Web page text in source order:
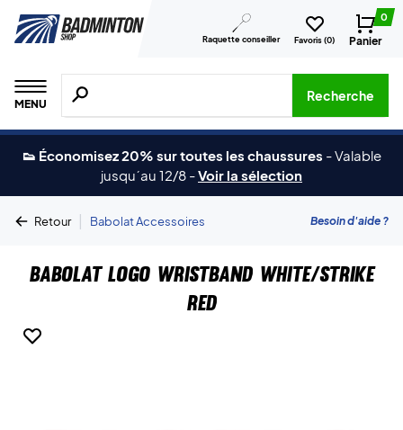
Raquette conseiller Favoris (0)
0
Panier
MENU
Recherche de produits, de marques, etc.
Recherche
👟 Économisez 20% sur toutes les chaussures -Valable
jusqu´au 12/8 -Voir la sélection
Retour | Babolat Accessoires Besoin d'aide ?
Babolat Logo Wristband White/Strike
Red